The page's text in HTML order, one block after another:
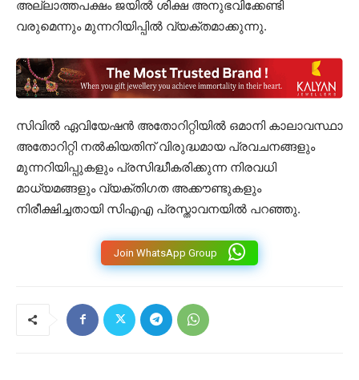
അല്ലാത്തപക്ഷം ജയിൽ ശിക്ഷ അനുഭവിക്കേണ്ടി
വരുമെന്നും മുന്നറിയിപ്പിൽ വ്യക്തമാക്കുന്നു.
സിവിൽ ഏവിയേഷൻ അതോറിറ്റിയിൽ ഒമാനി കാലാവസ്ഥാ
അതോറിറ്റി നൽകിയതിന് വിരുദ്ധമായ പ്രവചനങ്ങളും
മുന്നറിയിപ്പുകളും പ്രസിദ്ധീകരിക്കുന്ന നിരവധി
മാധ്യമങ്ങളും വ്യക്തിഗത അക്കൗണ്ടുകളും
നിരീക്ഷിച്ചതായി സിഎഎ പ്രസ്താവനയിൽ പറഞ്ഞു.
Join WhatsApp Group